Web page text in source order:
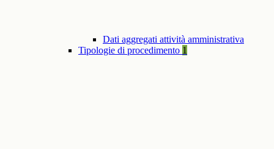
Dati aggregati attività amministrativa
Tipologie di procedimento 1